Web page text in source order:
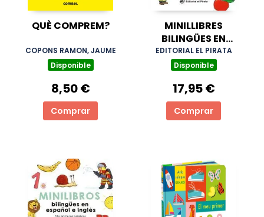
QUÈ COMPREM?
COPONS RAMON, JAUME
Disponible
8,50 €
Comprar
MINILLIBRES
BILINGÜES EN
CATALÀ I ANGLÈS
EDITORIAL EL PIRATA
Disponible
17,95 €
Comprar